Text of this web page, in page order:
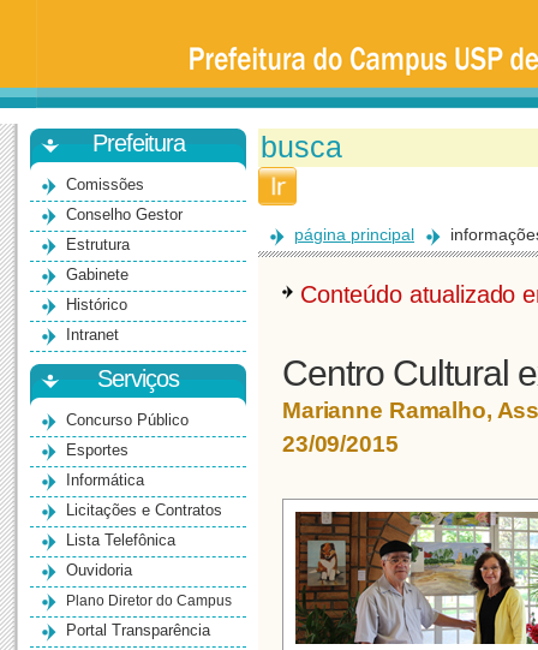
Universidade
São
Paulo
-
BauruPrefeitura
Comissões
Conselho Gestor
Estrutura
Gabinete
Histórico
Intranet
Serviços
Concurso Público
Esportes
Informática
Licitações e Contratos
Lista Telefônica
Ouvidoria
Plano Diretor do Campus
Portal Transparência
página principal
Conteúdo atualizado
Centro Cultural
Marianne Ramalho,
23/09/2015